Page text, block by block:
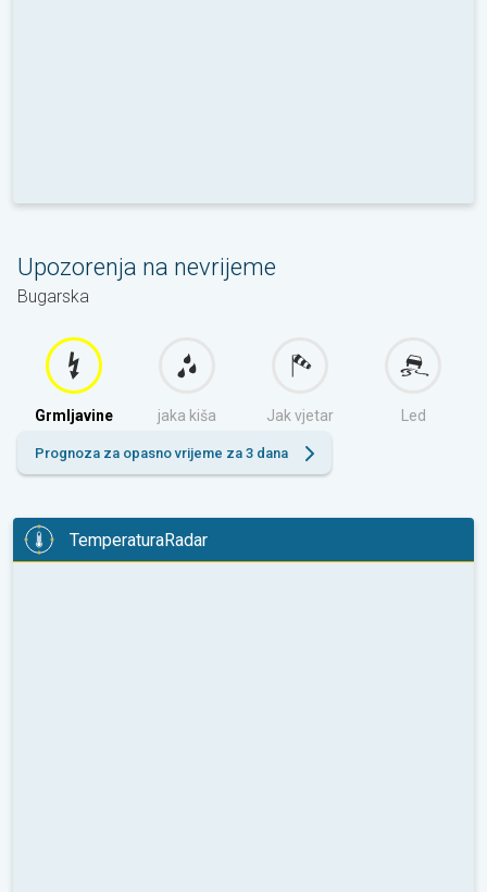
Upozorenja na nevrijeme
Bugarska
Grmljavine jaka kiša Jak vjetar Led
Prognoza za opasno vrijeme za 3 dana
TemperaturaRadar